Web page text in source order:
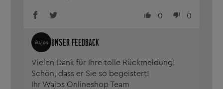
0 0
Vielen Dank für Ihre tolle Rückmeldung!
Schön, dass er Sie so begeistert!
Ihr Wajos Onlineshop Team